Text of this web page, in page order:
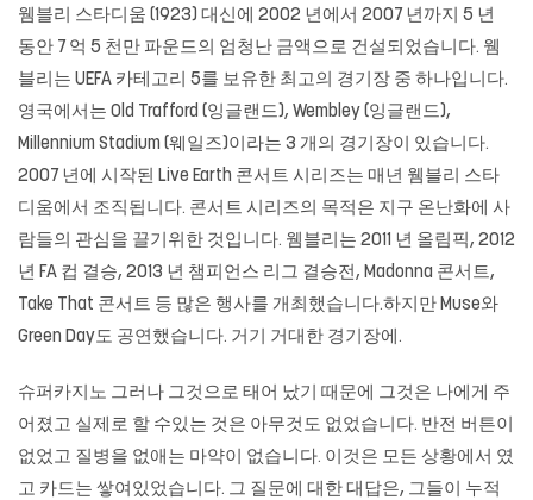
웸블리 스타디움 (1923) 대신에 2002 년에서 2007 년까지 5 년
동안 7 억 5 천만 파운드의 엄청난 금액으로 건설되었습니다. 웸
블리는 UEFA 카테고리 5를 보유한 최고의 경기장 중 하나입니다.
영국에서는 Old Trafford (잉글랜드), Wembley (잉글랜드),
Millennium Stadium (웨일즈)이라는 3 개의 경기장이 있습니다.
2007 년에 시작된 Live Earth 콘서트 시리즈는 매년 웸블리 스타
디움에서 조직됩니다. 콘서트 시리즈의 목적은 지구 온난화에 사
람들의 관심을 끌기위한 것입니다. 웸블리는 2011 년 올림픽, 2012
년 FA 컵 결승, 2013 년 챔피언스 리그 결승전, Madonna 콘서트,
Take That 콘서트 등 많은 행사를 개최했습니다.하지만 Muse와
Green Day도 공연했습니다. 거기 거대한 경기장에.
슈퍼카지노 그러나 그것으로 태어 났기 때문에 그것은 나에게 주
어졌고 실제로 할 수있는 것은 아무것도 없었습니다. 반전 버튼이
없었고 질병을 없애는 마약이 없습니다. 이것은 모든 상황에서 였
고 카드는 쌓여있었습니다. 그 질문에 대한 대답은, 그들이 누적